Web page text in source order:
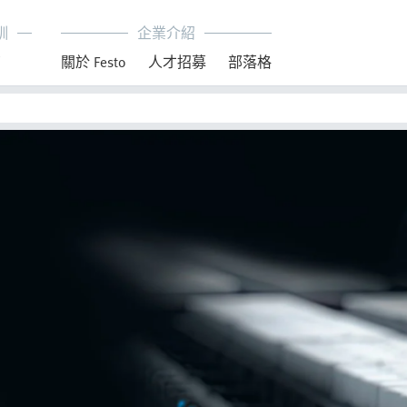
企業介紹
關於 Festo
人才招募 部落格